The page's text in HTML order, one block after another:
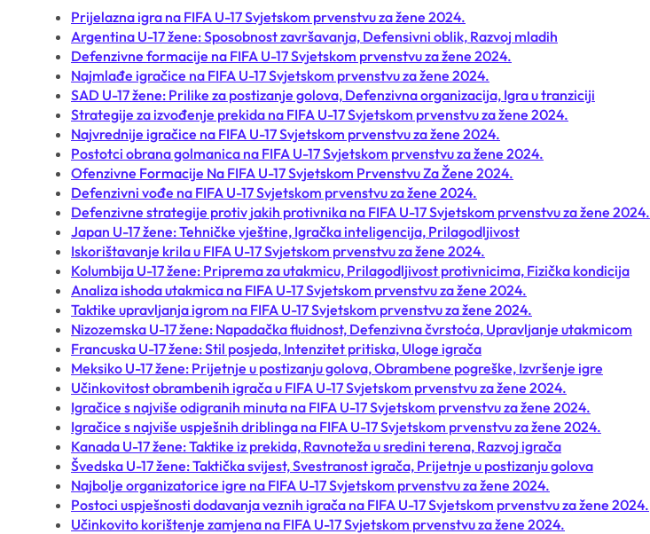
Prijelazna igra na FIFA U-17 Svjetskom prvenstvu za žene 2024.
Argentina U-17 žene: Sposobnost završavanja, Defensivni oblik, Razvoj mladih
Defenzivne formacije na FIFA U-17 Svjetskom prvenstvu za žene 2024.
Najmlađe igračice na FIFA U-17 Svjetskom prvenstvu za žene 2024.
SAD U-17 žene: Prilike za postizanje golova, Defenzivna organizacija, Igra u tranziciji
Strategije za izvođenje prekida na FIFA U-17 Svjetskom prvenstvu za žene 2024.
Najvrednije igračice na FIFA U-17 Svjetskom prvenstvu za žene 2024.
Postotci obrana golmanica na FIFA U-17 Svjetskom prvenstvu za žene 2024.
Ofenzivne Formacije Na FIFA U-17 Svjetskom Prvenstvu Za Žene 2024.
Defenzivni vođe na FIFA U-17 Svjetskom prvenstvu za žene 2024.
Defenzivne strategije protiv jakih protivnika na FIFA U-17 Svjetskom prvenstvu za žene 2024.
Japan U-17 žene: Tehničke vještine, Igračka inteligencija, Prilagodljivost
Iskorištavanje krila u FIFA U-17 Svjetskom prvenstvu za žene 2024.
Kolumbija U-17 žene: Priprema za utakmicu, Prilagodljivost protivnicima, Fizička kondicija
Analiza ishoda utakmica na FIFA U-17 Svjetskom prvenstvu za žene 2024.
Taktike upravljanja igrom na FIFA U-17 Svjetskom prvenstvu za žene 2024.
Nizozemska U-17 žene: Napadačka fluidnost, Defenzivna čvrstoća, Upravljanje utakmicom
Francuska U-17 žene: Stil posjeda, Intenzitet pritiska, Uloge igrača
Meksiko U-17 žene: Prijetnje u postizanju golova, Obrambene pogreške, Izvršenje igre
Učinkovitost obrambenih igrača u FIFA U-17 Svjetskom prvenstvu za žene 2024.
Igračice s najviše odigranih minuta na FIFA U-17 Svjetskom prvenstvu za žene 2024.
Igračice s najviše uspješnih driblinga na FIFA U-17 Svjetskom prvenstvu za žene 2024.
Kanada U-17 žene: Taktike iz prekida, Ravnoteža u sredini terena, Razvoj igrača
Švedska U-17 žene: Taktička svijest, Svestranost igrača, Prijetnje u postizanju golova
Najbolje organizatorice igre na FIFA U-17 Svjetskom prvenstvu za žene 2024.
Postoci uspješnosti dodavanja veznih igrača na FIFA U-17 Svjetskom prvenstvu za žene 2024.
Učinkovito korištenje zamjena na FIFA U-17 Svjetskom prvenstvu za žene 2024.